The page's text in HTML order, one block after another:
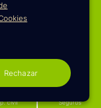
civil
Seguros
Rechazar